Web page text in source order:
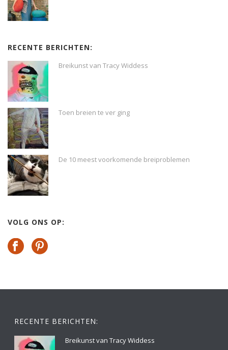
RECENTE BERICHTEN:
Breikunst van Tracy Widdess
Toen breien te ver ging
De 10 meest voorkomende breiproblemen
VOLG ONS OP:
RECENTE BERICHTEN:
Breikunst van Tracy Widdess